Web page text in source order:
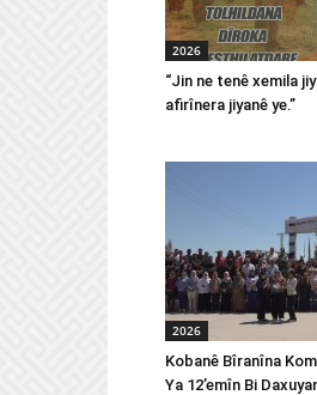
2026
“Jin ne tenê xemila
afirînera jiyanê ye.”
2026
Kobanê Bîranîna
Ya 12’emîn Bi